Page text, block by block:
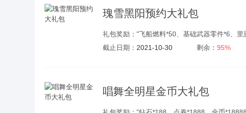
瑰雪黑阳预约大礼包
礼包奖励："飞船燃料*50、基础武器零件*6、
截止日期： 2021-10-30 剩余： 95%
唱舞全明星金币大礼包